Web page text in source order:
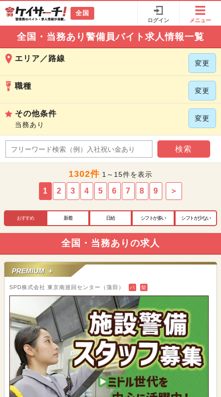
全国
ログイン メニュー
全国・当務あり警備員バイト求人情報一覧
エリア／路線
変更
職種
変更
その他条件
当務あり
変更
検索
1302件 1～15件を表示
1 2 3 4 5 6 7 8 9 ＞
おすすめ 新着 日給 シフトが多い シフトが少ない
全国・当務ありの求人
PREMIUM ＋
SPD株式会社 東京南巡回センター（蒲田） バ 契